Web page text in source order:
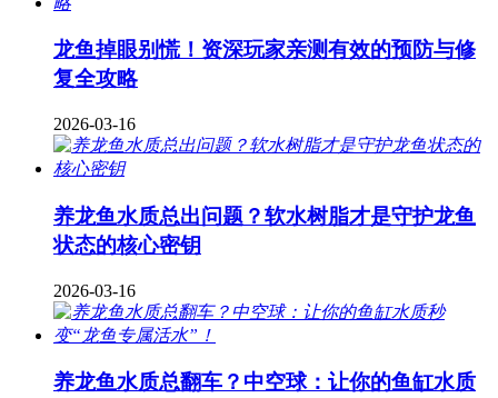
龙鱼掉眼别慌！资深玩家亲测有效的预防与修
复全攻略
2026-03-16
养龙鱼水质总出问题？软水树脂才是守护龙鱼
状态的核心密钥
2026-03-16
养龙鱼水质总翻车？中空球：让你的鱼缸水质